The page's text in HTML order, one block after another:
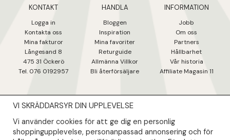
KONTAKT
Logga in
Kontakta oss
Mina fakturor
Långesand 8
475 31 Öckerö
Tel. 076 0192957
HANDLA
Bloggen
Inspiration
Mina favoriter
Returguide
Allmänna Villkor
Bli återförsäljare
INFORMATION
Jobb
Om oss
Partners
Hållbarhet
Vår historia
Affiliate Magasin 11
NYHETSBREV
Såklart skall du ta del av våra bästa erbjudanden & nyheter!
VI SKRÄDDARSYR DIN UPPLEVELSE
Vi använder cookies för att ge dig en personlig
shoppingupplevelse, personanpassad annonsering och för